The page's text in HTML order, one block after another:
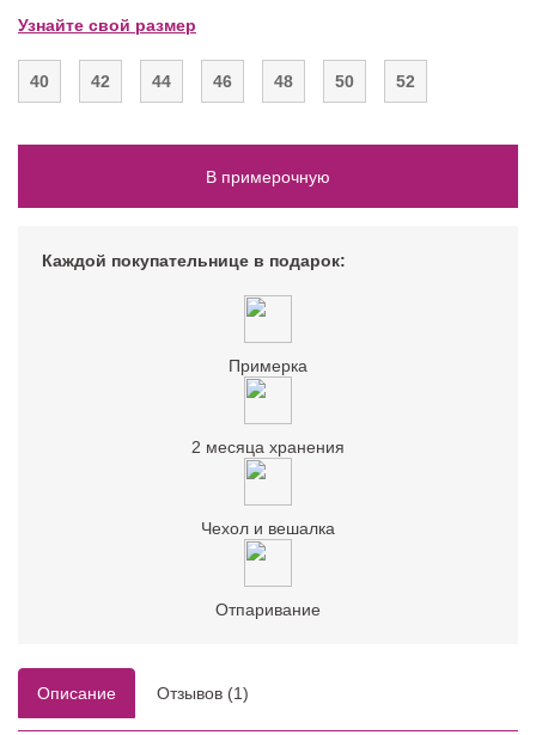
Узнайте свой размер
40 42 44 46 48 50 52
В примерочную
Каждой покупательнице в подарок:
Примерка
2 месяца хранения
Чехол и вешалка
Отпаривание
Описание Отзывов (1)